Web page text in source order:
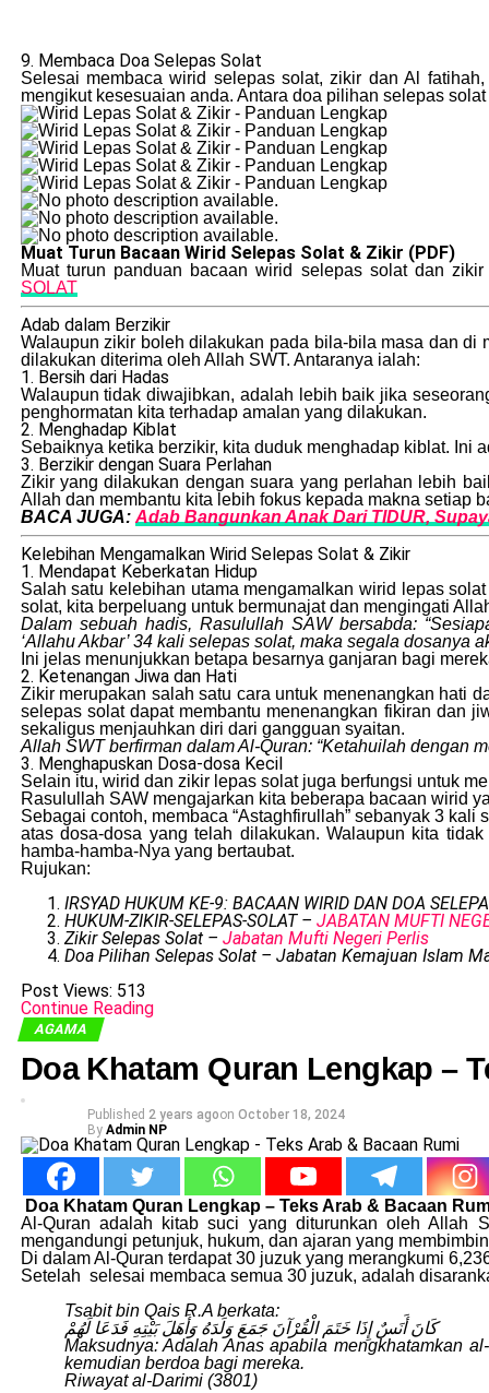
9. Membaca Doa Selepas Solat
Selesai membaca wirid selepas solat, zikir dan Al
mengikut kesesuaian anda. Antara doa pilihan selepas
Muat Turun Bacaan Wirid Selepas Solat & Zikir (PDF)
Muat turun panduan bacaan wirid selepas solat dan
SOLAT
Adab dalam Berzikir
Walaupun zikir boleh dilakukan pada bila-bila masa dan di
dilakukan diterima oleh Allah SWT. Antaranya ialah:
1. Bersih dari Hadas
Walaupun tidak diwajibkan, adalah lebih baik jika
penghormatan kita terhadap amalan yang dilakukan.
2. Menghadap Kiblat
Sebaiknya ketika berzikir, kita duduk menghadap kiblat. Ini
3. Berzikir dengan Suara Perlahan
Zikir yang dilakukan dengan suara yang perlahan lebih
Allah dan membantu kita lebih fokus kepada makna setiap
BACA JUGA: Adab Bangunkan Anak Dari TIDUR,
Kelebihan Mengamalkan Wirid Selepas Solat & Zikir
1. Mendapat Keberkatan Hidup
Salah satu kelebihan utama mengamalkan wirid lepas
solat, kita berpeluang untuk bermunajat dan mengingati
Dalam sebuah hadis, Rasulullah SAW bersabda:
‘Allahu Akbar’ 34 kali selepas solat, maka segala
Ini jelas menunjukkan betapa besarnya ganjaran bagi
2. Ketenangan Jiwa dan Hati
Zikir merupakan salah satu cara untuk menenangkan hati
selepas solat dapat membantu menenangkan fikiran dan
sekaligus menjauhkan diri dari gangguan syaitan.
Allah SWT berfirman dalam Al-Quran: “Ketahuilah dengan
3. Menghapuskan Dosa-dosa Kecil
Selain itu, wirid dan zikir lepas solat juga berfungsi untuk
Rasulullah SAW mengajarkan kita beberapa bacaan wirid
Sebagai contoh, membaca “Astaghfirullah” sebanyak 3
atas dosa-dosa yang telah dilakukan. Walaupun kita
hamba-hamba-Nya yang bertaubat.
Rujukan:
IRSYAD HUKUM KE-9: BACAAN WIRID DAN DOA
HUKUM-ZIKIR-SELEPAS-SOLAT – JABATAN MUFTI
Zikir Selepas Solat – Jabatan Mufti Negeri Perlis
Doa Pilihan Selepas Solat – Jabatan Kemajuan Islam
Post Views: 513
Continue Reading
AGAMA
Doa Khatam Quran Lengkap –
Published 2 years agoon October 18, 2024
By Admin NP
Doa Khatam Quran Lengkap – Teks Arab & Bacaan
Al-Quran adalah kitab suci yang diturunkan oleh Allah
mengandungi petunjuk, hukum, dan ajaran yang
Di dalam Al-Quran terdapat 30 juzuk yang merangkumi
Setelah selesai membaca semua 30 juzuk, adalah
Tsabit bin Qais R.A berkata:
كَانَ أَنَسٌ إِذَا خَتَمَ الْقُرْآنَ جَمَعَ وَلَدَهُ وَأَهَلَ بَيْتِهِ فَدَعَا لَهُمْ
Maksudnya: Adalah Anas apabila mengkhatamkan
kemudian berdoa bagi mereka.
Riwayat al-Darimi (3801)